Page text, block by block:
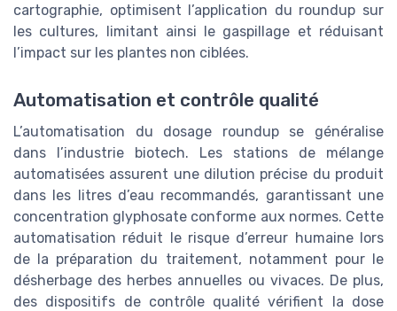
cartographie, optimisent l’application du roundup sur
les cultures, limitant ainsi le gaspillage et réduisant
l’impact sur les plantes non ciblées.
Automatisation et contrôle qualité
L’automatisation du dosage roundup se généralise
dans l’industrie biotech. Les stations de mélange
automatisées assurent une dilution précise du produit
dans les litres d’eau recommandés, garantissant une
concentration glyphosate conforme aux normes. Cette
automatisation réduit le risque d’erreur humaine lors
de la préparation du traitement, notamment pour le
désherbage des herbes annuelles ou vivaces. De plus,
des dispositifs de contrôle qualité vérifient la dose